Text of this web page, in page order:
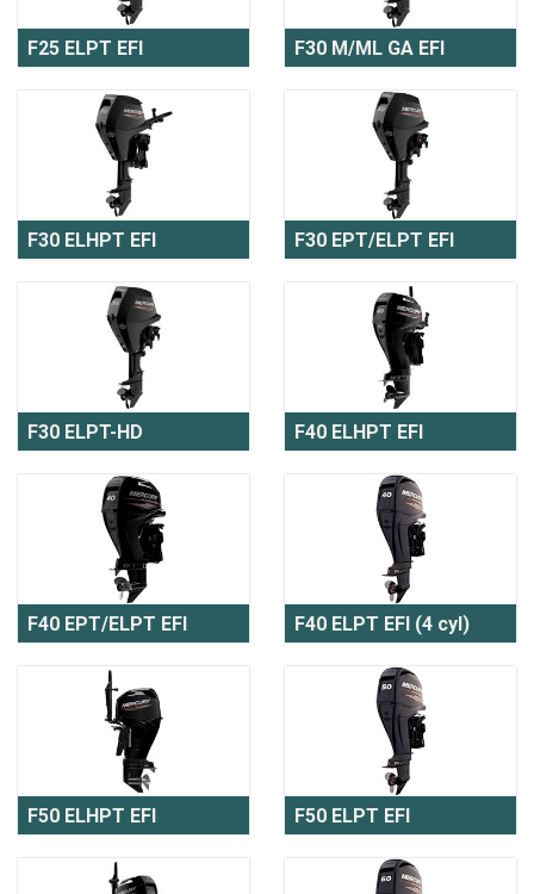
F25 ELPT EFI F30 M/ML GA EFI
F30 ELHPT EFI F30 EPT/ELPT EFI
F30 ELPT-HD F40 ELHPT EFI
F40 EPT/ELPT EFI F40 ELPT EFI (4 cyl)
F50 ELHPT EFI F50 ELPT EFI